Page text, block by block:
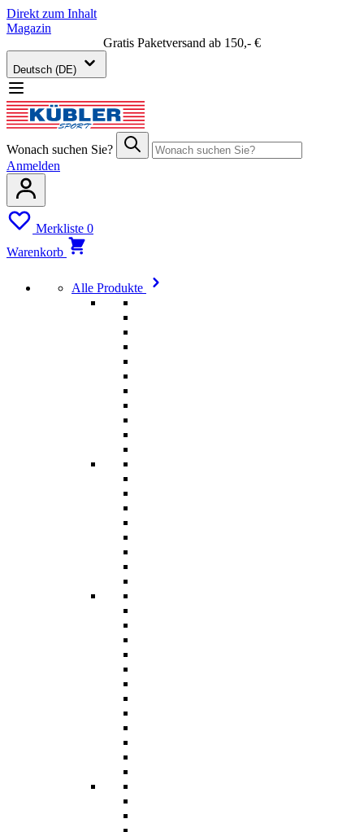
Direkt zum Inhalt
Magazin
Gratis Paketversand ab 150,- €
Deutsch (DE)
Wonach suchen Sie?
Anmelden
Merkliste 0
Warenkorb
Alle Produkte